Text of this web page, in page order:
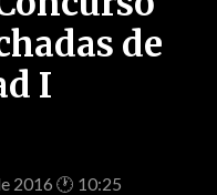
de
I
2016 🕐 10:25